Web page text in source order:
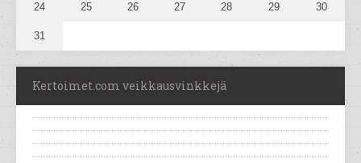
24 25 26 27 28 29 30
31
Kertoimet.com veikkausvinkkejä